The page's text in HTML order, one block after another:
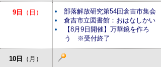
9日 （日）
部落解放研究第54回倉吉市集会
倉吉市立図書館：おはなしかい
【8月9日開催】万華鏡を作ろ
う ※受付終了
10日 （月）